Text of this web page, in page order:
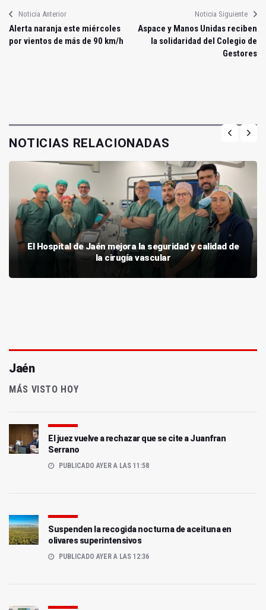
Noticia Anterior
Alerta naranja este miércoles
por vientos de más de 90 km/h
Noticia Siguiente
Aspace y Manos Unidas reciben
la solidaridad del Colegio de
Gestores
NOTICIAS RELACIONADAS
El Hospital de Jaén mejora la seguridad y calidad de
la cirugía vascular
Jaén
MÁS VISTO HOY
El juez vuelve a rechazar que se cite a Juanfran
Serrano
PUBLICADO AYER A LAS 11:58
Suspenden la recogida nocturna de aceituna en
olivares superintensivos
PUBLICADO AYER A LAS 12:36